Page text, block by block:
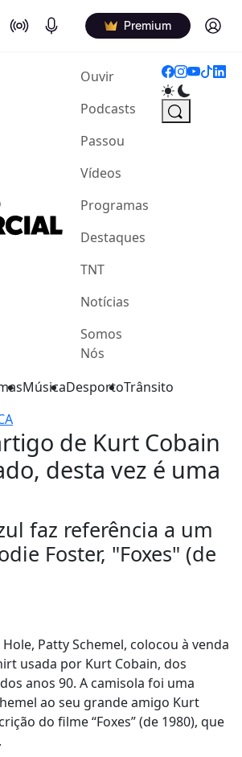
On Air Podcasts Premium Log in
Ouvir(current)
Podcasts
Passou
Vídeos
Programas
Destaques
TNT
Notícias
Somos
Nós
MúsicaDesportoTrânsito
de Kurt Cobain
desta vez é uma
faz referência a um
Foster, "Foxes" (de
Patty Schemel, colocou à venda
usada por Kurt Cobain, dos
anos 90. A camisola foi uma
ao seu grande amigo Kurt
do filme “Foxes” (de 1980), que